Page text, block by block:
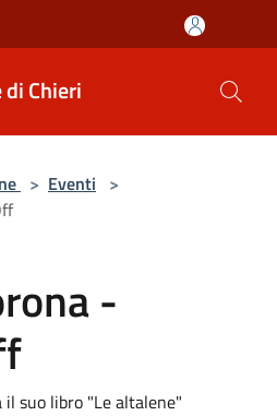
Chieri
> Eventi >
-
il suo libro "Le altalene"